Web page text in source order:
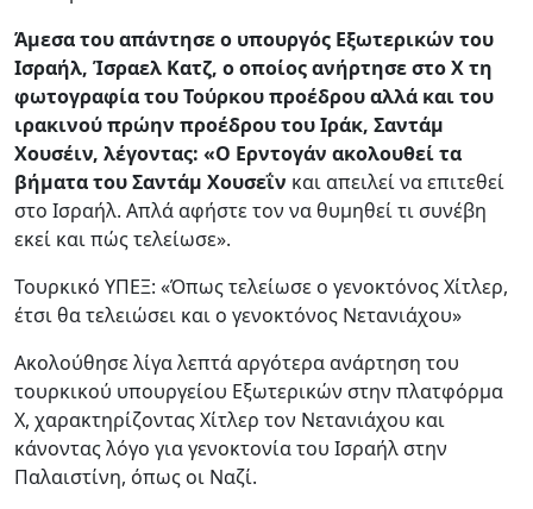
Άμεσα του απάντησε ο υπουργός Εξωτερικών του
Ισραήλ, Ίσραελ Κατζ, ο οποίος ανήρτησε στο Χ τη
φωτογραφία του Τούρκου προέδρου αλλά και του
ιρακινού πρώην προέδρου του Ιράκ, Σαντάμ
Χουσέιν, λέγοντας: «Ο Ερντογάν ακολουθεί τα
βήματα του Σαντάμ Χουσεΐν και απειλεί να επιτεθεί
στο Ισραήλ. Απλά αφήστε τον να θυμηθεί τι συνέβη
εκεί και πώς τελείωσε».
Τουρκικό ΥΠΕΞ: «Όπως τελείωσε ο γενοκτόνος Χίτλερ,
έτσι θα τελειώσει και ο γενοκτόνος Νετανιάχου»
Ακολούθησε λίγα λεπτά αργότερα ανάρτηση του
τουρκικού υπουργείου Εξωτερικών στην πλατφόρμα
Χ, χαρακτηρίζοντας Χίτλερ τον Νετανιάχου και
κάνοντας λόγο για γενοκτονία του Ισραήλ στην
Παλαιστίνη, όπως οι Ναζί.